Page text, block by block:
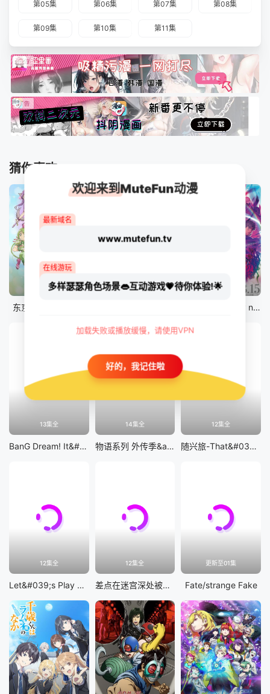
第05集 第06集 第07集 第08集
第09集 第10集 第11集
猜你喜欢
12集全
东京猫猫 NEW～♡
12集全 剧场版
剧场版 Fate/stay night [Heaven&#039;s Feel] III.spring song
13集全
BanG Dream! It&#039;s MyGO!!!!!
14集全
物语系列 外传季&amp;怪物季
12集全
随兴旅-That&#039;s Journey-
12集全
Let&#039;s Play 充满挑战的人生
12集全
差点在迷宫深处被信任的伙伴杀掉，但靠着天赐技能「无限扭蛋」获得等级9999的伙伴，我要向前队友和世界展开复仇&amp;「给他们好看！」
更新至01集
Fate/strange Fake
欢迎来到MuteFun动漫
最新域名
www.mutefun.tv
在线游玩
多样瑟瑟角色场景👄互动游戏💗待你体验!🌟
加载失败或播放缓慢，请使用VPN
好的，我记住啦